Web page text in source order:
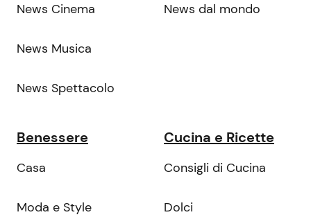
News Cinema
News Musica
News Spettacolo
News dal mondo
Benessere
Casa
Moda e Style
Cucina e Ricette
Consigli di Cucina
Dolci